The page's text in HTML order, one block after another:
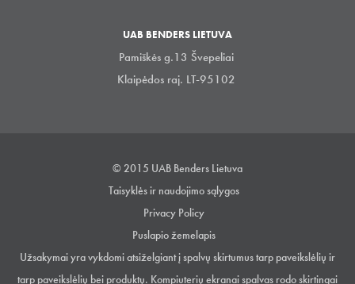
UAB BENDERS LIETUVA
Pamiškės g.13 Švepeliai
Klaipėdos raj. LT-95102
© 2015 UAB Benders Lietuva
Taisyklės ir naudojimo sąlygos
Privacy Policy
Puslapio žemelapis
Užsakymai yra vykdomi atsiželgiant į spalvų skirtumus tarp paveikslėlių ir
tarp paveikslėlių bei produktų. Kompiuterių ekranai spalvas rodo skirtingai